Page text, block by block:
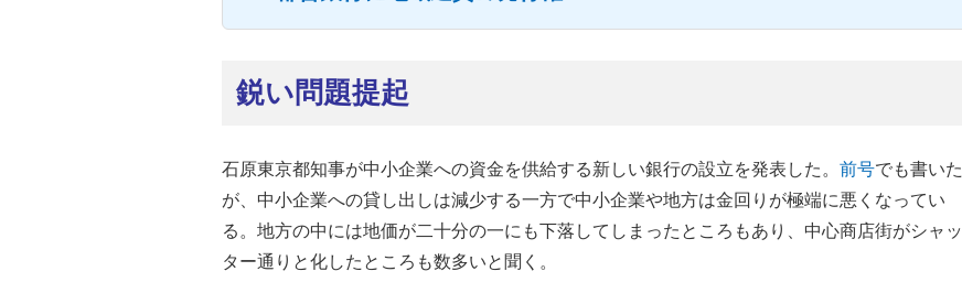
鋭い問題提起
石原東京都知事が中小企業への資金を供給する新しい銀行の設立を発表した。 前号でも書いた
が、中小企業への貸し出しは減少する一方で中小企業や地方は金回りが極端に悪くなってい
る。地方の中には地価が二十分の一にも下落してしまったところもあり、中心商店街がシャッ
ター通りと化したところも数多いと聞く。